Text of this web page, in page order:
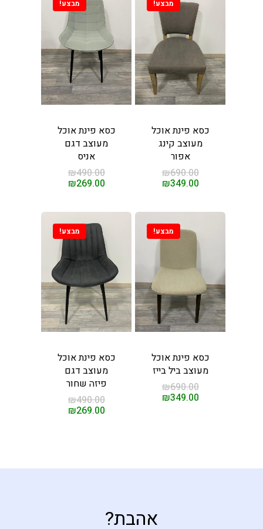
מבצע!
כסא פינת אוכל
מעוצב קינג
אפור
₪690.00
₪349.00
מבצע!
כסא פינת אוכל
מעוצב דגם
אניס
₪490.00
₪269.00
מבצע!
כסא פינת אוכל
מעוצב ביל בייז
₪690.00
₪349.00
מבצע!
כסא פינת אוכל
מעוצב דגם
פיזה שחור
₪490.00
₪269.00
אהבת?
וכורסאות במחירים
מהיבואן לצרכן
טלוויזיה
עיסוי
לסלון
מנהלים